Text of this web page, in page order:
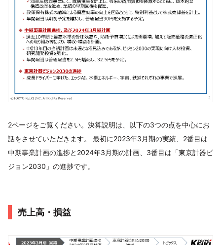
2ページをご覧ください。決算説明は、以下の3つの点を中心にお
話をさせていただきます。 最初に2023年3月期の実績、2番目は
中期事業計画の進捗と2024年3月期の計画、3番目は「東京計器ビ
ジョン2030」の進捗です。
売上高・損益